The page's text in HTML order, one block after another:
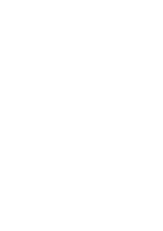
Estos
a sus
esté regulada
de Chile. Esta
con estrictas
brinda mayor